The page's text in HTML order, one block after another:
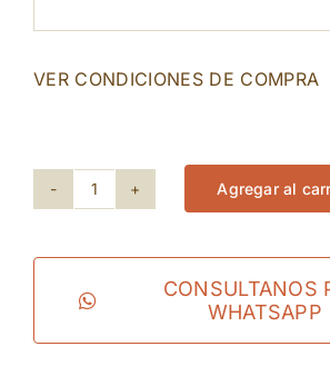
VER CONDICIONES DE COMPRA
Teperberg
Vision
Agregar al
CONSULTANOS
WHATSAPP